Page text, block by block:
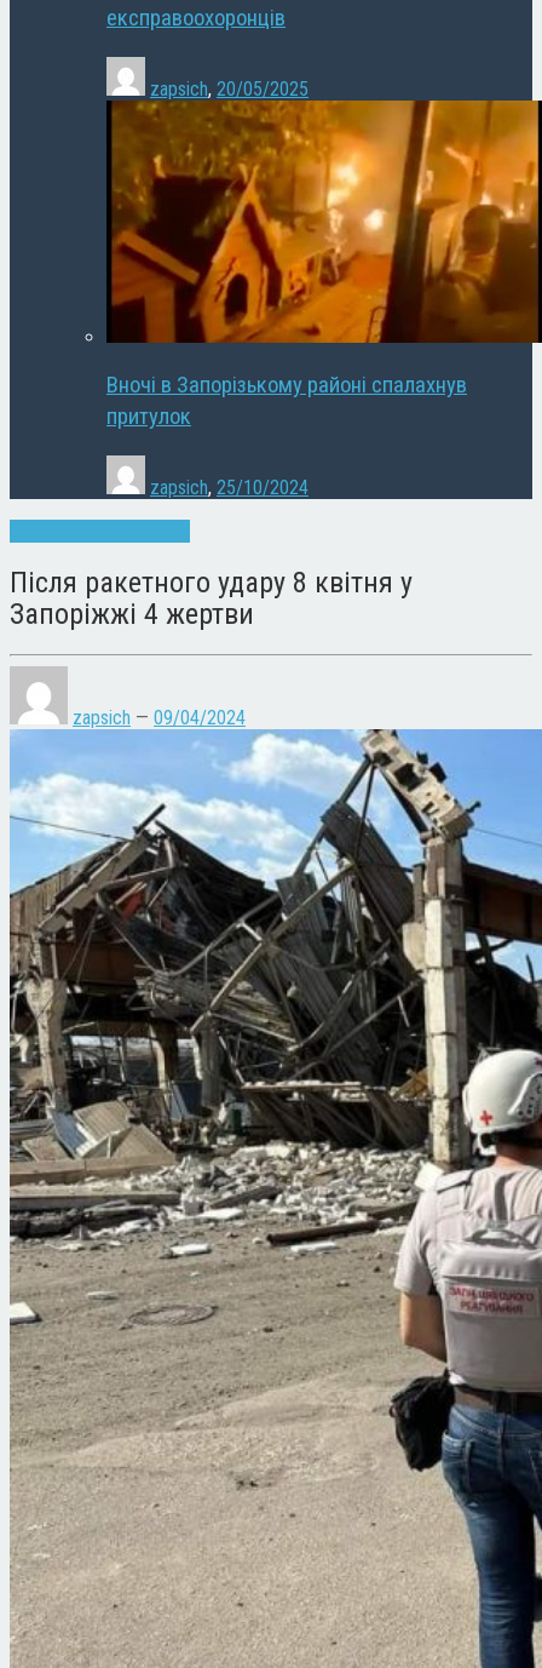
експравоохоронців
zapsich, 20/05/2025
Вночі в Запорізькому районі спалахнув
притулок
zapsich, 25/10/2024
Після ракетного удару 8 квітня у
Запоріжжі 4 жертви
zapsich — 09/04/2024